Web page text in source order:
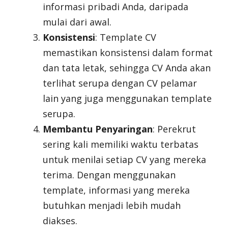
informasi pribadi Anda, daripada
mulai dari awal.
Konsistensi: Template CV
memastikan konsistensi dalam format
dan tata letak, sehingga CV Anda akan
terlihat serupa dengan CV pelamar
lain yang juga menggunakan template
serupa.
Membantu Penyaringan: Perekrut
sering kali memiliki waktu terbatas
untuk menilai setiap CV yang mereka
terima. Dengan menggunakan
template, informasi yang mereka
butuhkan menjadi lebih mudah
diakses.